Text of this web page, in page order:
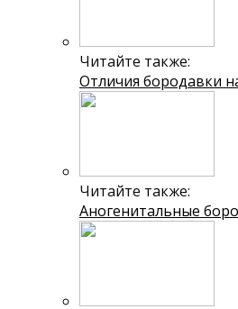
Читайте также:
Отличия бородавки
Читайте также:
Аногенитальные